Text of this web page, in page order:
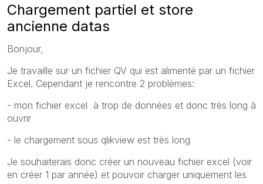
Chargement partiel et store
ancienne datas
Bonjour,
Je travaille sur un fichier QV qui est alimenté par un fichier
Excel. Cependant je rencontre 2 problèmes:
- mon fichier excel à trop de données et donc très long à
ouvrir
- le chargement sous qlikview est très long
Je souhaiterais donc créer un nouveau fichier excel (voir
en créer 1 par année) et pouvoir charger uniquement les